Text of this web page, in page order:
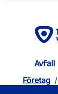
Avfall
Företag /